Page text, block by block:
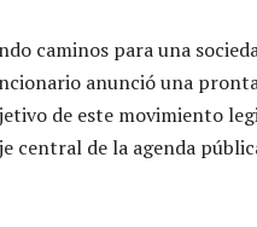
caminos para una
anunció una
de este movimiento
central de la agenda